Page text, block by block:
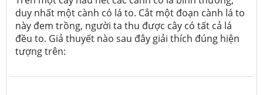
duy nhất một cành có lá to. Cắt một đoạn cành lá to
này đem trồng, người ta thu được cây có tất cả lá
đều to. Giả thuyết nào sau đây giải thích đúng hiện
tượng trên: